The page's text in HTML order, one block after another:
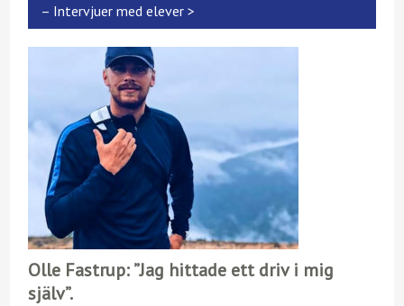
– Intervjuer med elever >
Olle Fastrup: ”Jag hittade ett driv i mig
själv”.